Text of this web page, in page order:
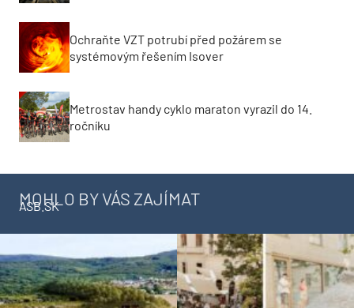
Ochraňte VZT potrubí před požárem se
systémovým řešením Isover
Metrostav handy cyklo maraton vyrazil do 14.
ročníku
MOHLO BY VÁS ZAJÍMAT
ASB.SK